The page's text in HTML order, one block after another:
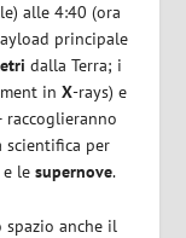
alle 4:40 (ora
principale
dalla Terra; i
inX-rays) e
raccoglieranno
scientifica per
e lesupernove.
anche il